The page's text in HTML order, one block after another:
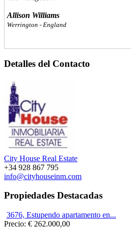
Allison Williams
Werrington - England
Abbiamo conosciuto Lidia in agenzia e
subito si è stabilito un rapporto di
amicizia. Lidia è una vera signora
sempre sincera e sà consigliare sotto
ogni punto di vista. Assolutamente da
consigliare. Saluti...
Giorgio T.
Detalles del Contacto
City House Real Estate
+34 928 867 795
info@cityhouseinm.com
Propiedades Destacadas
3676, Estupendo apartamento en...
Precio: € 262.000,00